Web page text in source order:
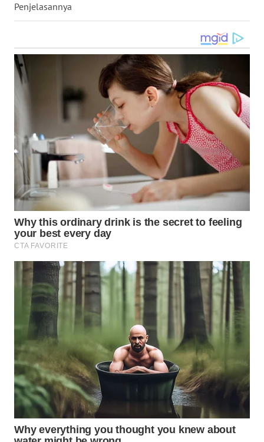
Penjelasannya
WN
KALTARA
WN
KALSEL
WN
SULSEL
WN
GORONTALO
WN
SULUT
MALUKU
MALUT
WN
DAIRI
WN
DANAU
TOBA